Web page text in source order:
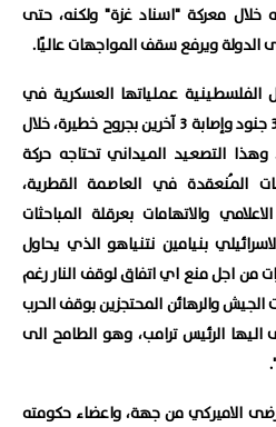
خلال معركة "اسناد غزة" ولكنه، حتى
الدولة ويرفع سقف المواجهات عاليًا.
عملياتها العسكرية في
قطاع غزة، حيث أعلنت عن مقتل 3 جنود وإصابة 3 آخرين بجروح خطيرة، خلال
التصعيد الميداني تحتاجه حركة
المُنعقدة في العاصمة القطرية،
والاتهامات بعرقلة المباحثات
بنيامين نتنياهو الذي يحاول
من اجل منع اي اتفاق لوقف النار رغم
الجيش والرهائن المحتجزين بوقف الحرب
الرئيس ترامب، وهو الطامح الى
الاميركي من جهة، واعضاء حكومته